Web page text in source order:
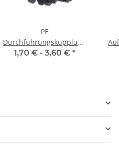
PE
Durchführungskupplung
Außengewinde (AG)
1,70 € - 3,60 € *